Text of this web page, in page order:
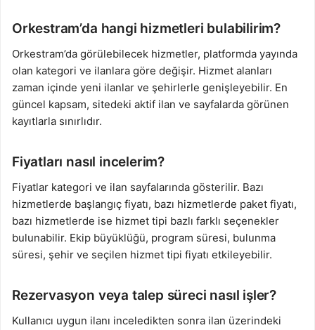
Orkestram’da hangi hizmetleri bulabilirim?
Orkestram’da görülebilecek hizmetler, platformda yayında
olan kategori ve ilanlara göre değişir. Hizmet alanları
zaman içinde yeni ilanlar ve şehirlerle genişleyebilir. En
güncel kapsam, sitedeki aktif ilan ve sayfalarda görünen
kayıtlarla sınırlıdır.
Fiyatları nasıl incelerim?
Fiyatlar kategori ve ilan sayfalarında gösterilir. Bazı
hizmetlerde başlangıç fiyatı, bazı hizmetlerde paket fiyatı,
bazı hizmetlerde ise hizmet tipi bazlı farklı seçenekler
bulunabilir. Ekip büyüklüğü, program süresi, bulunma
süresi, şehir ve seçilen hizmet tipi fiyatı etkileyebilir.
Rezervasyon veya talep süreci nasıl işler?
Kullanıcı uygun ilanı inceledikten sonra ilan üzerindeki